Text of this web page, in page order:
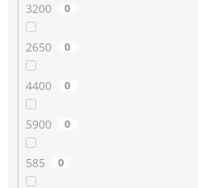
3200 0
2650 0
4400 0
5900 0
585 0